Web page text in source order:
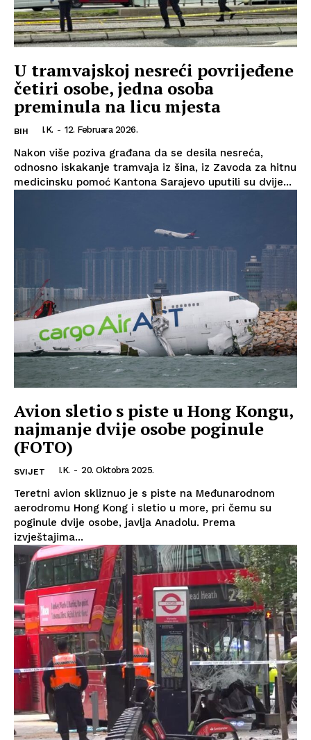
U tramvajskoj nesreći povrijeđene
četiri osobe, jedna osoba
preminula na licu mjesta
BIH I.K. - 12. Februara 2026.
Nakon više poziva građana da se desila nesreća,
odnosno iskakanje tramvaja iz šina, iz Zavoda za hitnu
medicinsku pomoć Kantona Sarajevo uputili su dvije...
Avion sletio s piste u Hong Kongu,
najmanje dvije osobe poginule
(FOTO)
SVIJET I.K. - 20. Oktobra 2025.
Teretni avion skliznuo je s piste na Međunarodnom
aerodromu Hong Kong i sletio u more, pri čemu su
poginule dvije osobe, javlja Anadolu. Prema
izvještajima...